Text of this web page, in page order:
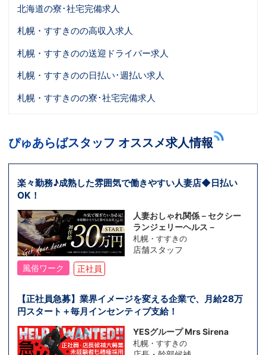
北海道の寮･社宅完備求人
札幌・すすきのの高収入求人
札幌・すすきのの送迎ドライバー求人
札幌・すすきのの日払い･週払い求人
札幌・すすきのの寮･社宅完備求人
ぴゅあらばスタッフ オススメ求人情報
楽々勤務♪成熟した雰囲気で働きやすい人妻店◆日払い
OK！
人妻おしゃれ関係－セクシー
ランジェリーヘルス－
札幌・すすきの
店舗スタッフ
風俗ワーク
正社員
【正社員急募】業界イメージを変える企業で、月給28万
円スタート＋毎月インセンティブ支給！
YESグループ Mrs Sirena
札幌・すすきの